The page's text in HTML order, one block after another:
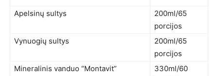
Apelsinų sultys
200ml/65
porcijos
Vynuogių sultys
200ml/65
porcijos
Mineralinis vanduo “Montavit”
330ml/60